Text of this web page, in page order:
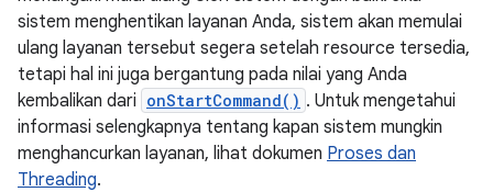
sistem menghentikan layanan Anda, sistem akan memulai
ulang layanan tersebut segera setelah resource tersedia,
tetapi hal ini juga bergantung pada nilai yang Anda
kembalikan dari onStartCommand() . Untuk mengetahui
informasi selengkapnya tentang kapan sistem mungkin
menghancurkan layanan, lihat dokumen Proses dan
Threading.